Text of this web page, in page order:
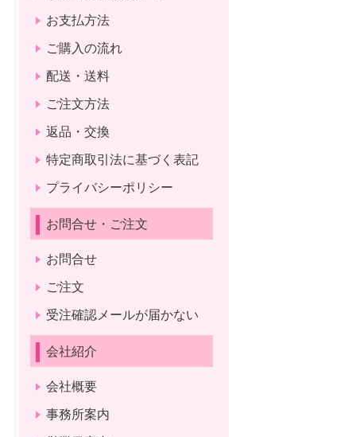
お支払方法
ご購入の流れ
配送・送料
ご注文方法
返品・交換
特定商取引法に基づく表記
プライバシーポリシー
お問合せ・ご注文
お問合せ
ご注文
受注確認メールが届かない
会社紹介
会社概要
事務所案内